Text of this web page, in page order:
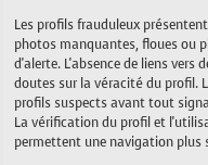
Les profils frauduleux
photos manquantes, floues ou
d'alerte. L'absence de liens vers
doutes sur la véracité du profil.
profils suspects avant tout
La vérification du profil et
permettent une navigation plus